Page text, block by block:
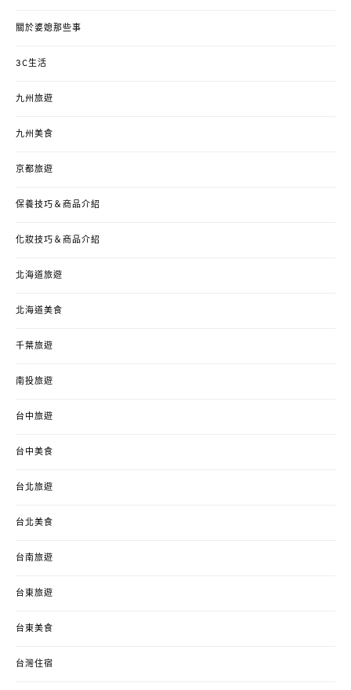
關於婆媳那些事
3C生活
九州旅遊
九州美食
京都旅遊
保養技巧＆商品介紹
化妝技巧＆商品介紹
北海道旅遊
北海道美食
千葉旅遊
南投旅遊
台中旅遊
台中美食
台北旅遊
台北美食
台南旅遊
台東旅遊
台東美食
台灣住宿